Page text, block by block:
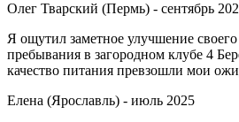
Олег Тварский (Пермь) - сентябрь
Я ощутил заметное улучшение
пребывания в загородном клубе 4
качество питания превзошли мои
Елена (Ярославль) - июль 2025